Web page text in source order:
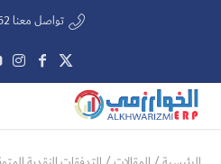
تواصل معنا 920002762